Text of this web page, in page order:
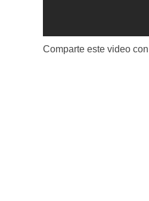
Comparte este video